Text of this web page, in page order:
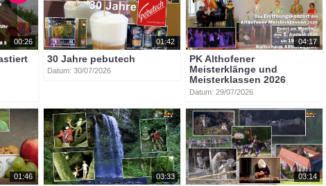
00:26 01:42
30 Jahre pebutech
Datum: 30/07/2026
04:17
PK Althofener
Meisterklänge und
Meisterklassen 2026
Datum: 29/07/2026
01:46 03:33 03:14